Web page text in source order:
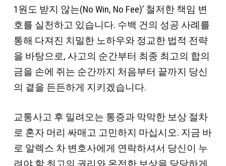
1원도 받지 않는(No Win, No Fee)’ 철저한 책임 변
호를 실천하고 있습니다. 수백 건의 성공 사례를
통해 다져진 치밀한 노하우와 정교한 법적 전략
을 바탕으로, 사고의 순간부터 최종 최고의 합의
금을 손에 쥐는 순간까지 처음부터 끝까지 당신
의 곁을 든든하게 지키겠습니다.
교통사고 후 밀려오는 통증과 막막한 보상 절차
로 혼자 머리 싸매고 고민하지 마십시오. 지금 바
로 알렉스 차 변호사에게 연락하셔서 당신이 누